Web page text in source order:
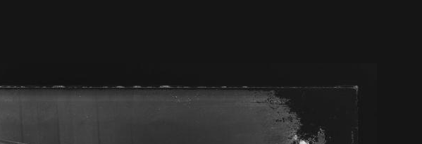
РУССКИЙ
中文 (中国)